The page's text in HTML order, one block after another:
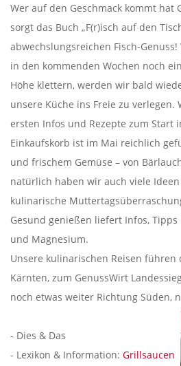
Wer auf den Geschmack kommt hat
sorgt das Buch „F(r)isch auf den
abwechslungsreichen Fisch-
in den kommenden Wochen noch
Höhe klettern, werden wir bald
unsere Küche ins Freie zu
ersten Infos und Rezepte zum Start
Einkaufskorb ist im Mai reichlich
und frischem Gemüse – von
natürlich haben wir auch viele
kulinarische
Gesund genießen liefert Infos,
und Magnesium.
Unsere kulinarischen Reisen führen
Kärnten, zum GenussWirt
noch etwas weiter Richtung Süden,
- Dies & Das
- Lexikon & Information: Grillsaucen